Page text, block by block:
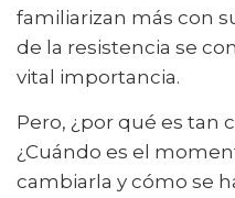
familiarizan más con
de la resistencia se
vital importancia.
Pero, ¿por qué es tan
¿Cuándo es el
cambiarla y cómo se